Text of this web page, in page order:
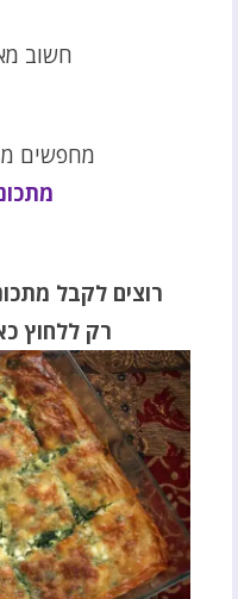
חשוב
מחפשים
רוצים לקבל
רק ללחוץ